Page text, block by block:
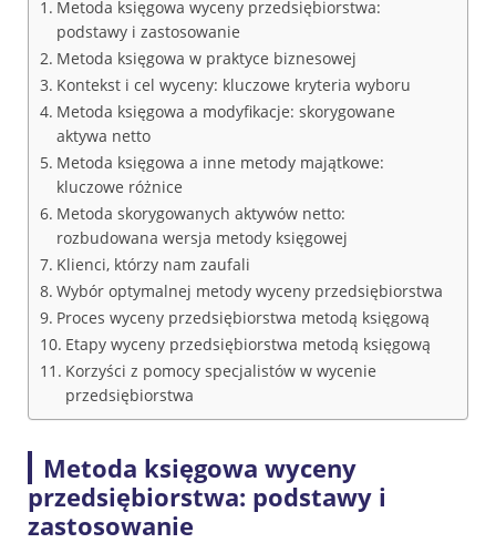
Metoda księgowa wyceny przedsiębiorstwa:
podstawy i zastosowanie
Metoda księgowa w praktyce biznesowej
Kontekst i cel wyceny: kluczowe kryteria wyboru
Metoda księgowa a modyfikacje: skorygowane
aktywa netto
Metoda księgowa a inne metody majątkowe:
kluczowe różnice
Metoda skorygowanych aktywów netto:
rozbudowana wersja metody księgowej
Klienci, którzy nam zaufali
Wybór optymalnej metody wyceny przedsiębiorstwa
Proces wyceny przedsiębiorstwa metodą księgową
Etapy wyceny przedsiębiorstwa metodą księgową
Korzyści z pomocy specjalistów w wycenie
przedsiębiorstwa
Metoda księgowa wyceny
przedsiębiorstwa: podstawy i
zastosowanie